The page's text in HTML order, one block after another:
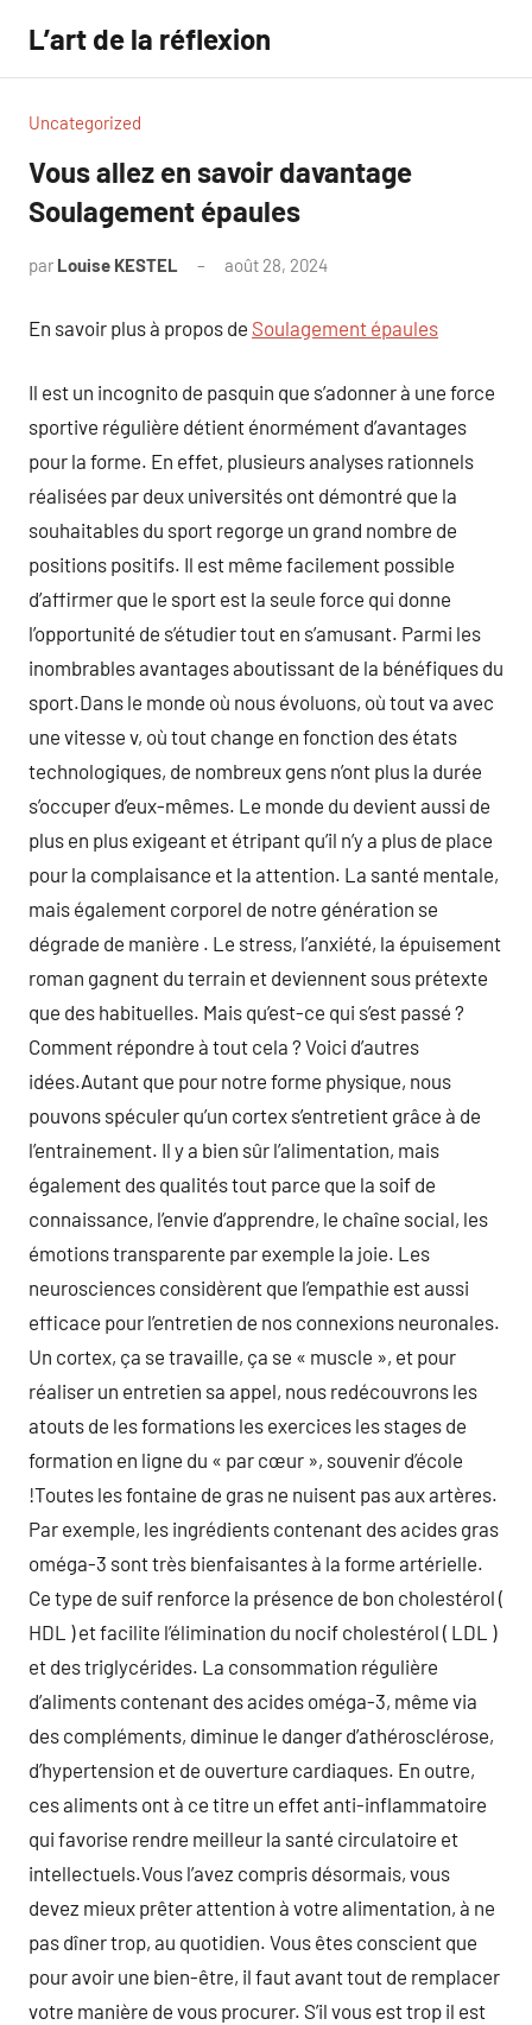
contenu
L’art de la réflexion
Uncategorized
Vous allez en savoir davantage
Soulagement épaules
par Louise KESTEL août 28, 2024
En savoir plus à propos de Soulagement épaules
Il est un incognito de pasquin que s’adonner à une force
sportive régulière détient énormément d’avantages
pour la forme. En effet, plusieurs analyses rationnels
réalisées par deux universités ont démontré que la
souhaitables du sport regorge un grand nombre de
positions positifs. Il est même facilement possible
d’affirmer que le sport est la seule force qui donne
l’opportunité de s’étudier tout en s’amusant. Parmi les
inombrables avantages aboutissant de la bénéfiques du
sport.Dans le monde où nous évoluons, où tout va avec
une vitesse v, où tout change en fonction des états
technologiques, de nombreux gens n’ont plus la durée
s’occuper d’eux-mêmes. Le monde du devient aussi de
plus en plus exigeant et étripant qu’il n’y a plus de place
pour la complaisance et la attention. La santé mentale,
mais également corporel de notre génération se
dégrade de manière . Le stress, l’anxiété, la épuisement
roman gagnent du terrain et deviennent sous prétexte
que des habituelles. Mais qu’est-ce qui s’est passé ?
Comment répondre à tout cela ? Voici d’autres
idées.Autant que pour notre forme physique, nous
pouvons spéculer qu’un cortex s’entretient grâce à de
l’entrainement. Il y a bien sûr l’alimentation, mais
également des qualités tout parce que la soif de
connaissance, l’envie d’apprendre, le chaîne social, les
émotions transparente par exemple la joie. Les
neurosciences considèrent que l’empathie est aussi
efficace pour l’entretien de nos connexions neuronales.
Un cortex, ça se travaille, ça se « muscle », et pour
réaliser un entretien sa appel, nous redécouvrons les
atouts de les formations les exercices les stages de
formation en ligne du « par cœur », souvenir d’école
!Toutes les fontaine de gras ne nuisent pas aux artères.
Par exemple, les ingrédients contenant des acides gras
oméga-3 sont très bienfaisantes à la forme artérielle.
Ce type de suif renforce la présence de bon cholestérol (
HDL ) et facilite l’élimination du nocif cholestérol ( LDL )
et des triglycérides. La consommation régulière
d’aliments contenant des acides oméga-3, même via
des compléments, diminue le danger d’athérosclérose,
d’hypertension et de ouverture cardiaques. En outre,
ces aliments ont à ce titre un effet anti-inflammatoire
qui favorise rendre meilleur la santé circulatoire et
intellectuels.Vous l’avez compris désormais, vous
devez mieux prêter attention à votre alimentation, à ne
pas dîner trop, au quotidien. Vous êtes conscient que
pour avoir une bien-être, il faut avant tout de remplacer
votre manière de vous procurer. S’il vous est trop il est